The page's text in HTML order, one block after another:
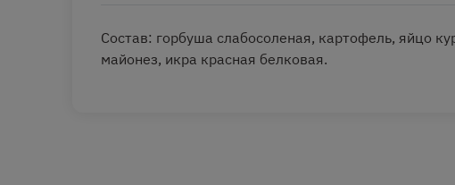
Состав: горбуша слабосоленая, картофель, яйцо
майонез, икра красная белковая.